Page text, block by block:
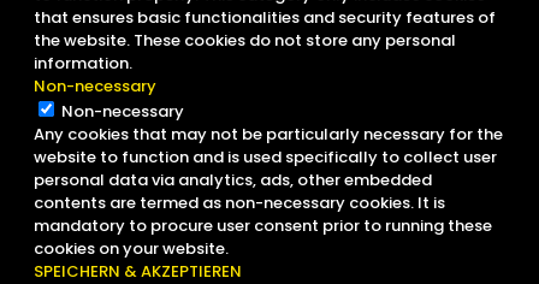
that ensures basic functionalities and security features of
the website. These cookies do not store any personal
information.
Non-necessary
Non-necessary
Any cookies that may not be particularly necessary for the
website to function and is used specifically to collect user
personal data via analytics, ads, other embedded
contents are termed as non-necessary cookies. It is
mandatory to procure user consent prior to running these
cookies on your website.
SPEICHERN & AKZEPTIEREN